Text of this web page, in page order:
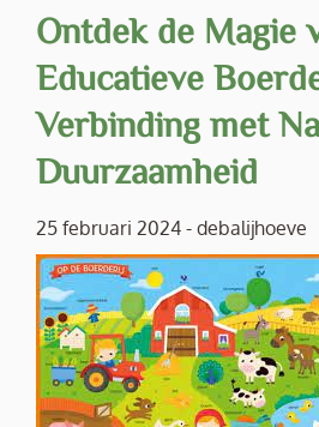
Ontdek de Magie
Educatieve
Verbinding met
Duurzaamheid
25 februari 2024 - debalijhoeve